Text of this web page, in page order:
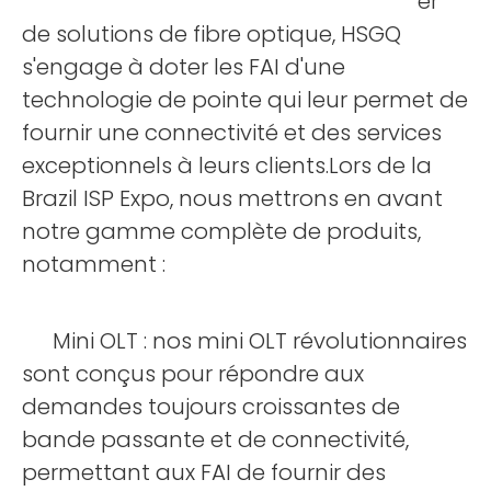
de solutions de fibre optique, HSGQ
s'engage à doter les FAI d'une
technologie de pointe qui leur permet de
fournir une connectivité et des services
exceptionnels à leurs clients.Lors de la
Brazil ISP Expo, nous mettrons en avant
notre gamme complète de produits,
notamment :
Mini OLT : nos mini OLT révolutionnaires
sont conçus pour répondre aux
demandes toujours croissantes de
bande passante et de connectivité,
permettant aux FAI de fournir des